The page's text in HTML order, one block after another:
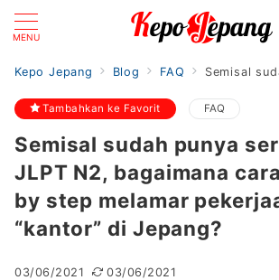
MENU
Kepo Jepang Blog FAQ Semisal sudah punya sertifikat JLPT N2,
Tambahkan ke Favorit FAQ
Semisal sudah punya
JLPT N2, bagaimana
by step melamar
“kantor” di Jepang?
03/06/2021 03/06/2021